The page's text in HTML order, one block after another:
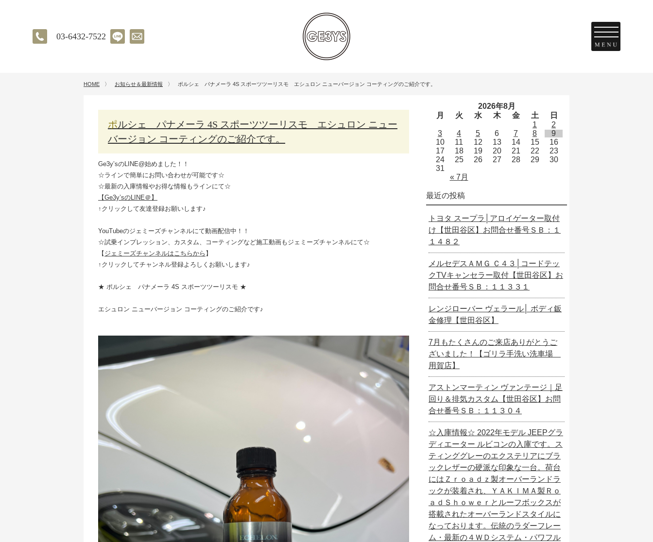
03-6432-7522
HOME 〉 お知らせ＆最新情報 〉 ポルシェ パナメーラ 4S スポーツツーリスモ エシュロン ニューバージョン コーティングのご紹介です。
ポルシェ パナメーラ 4S スポーツツーリスモ エシュロン ニュー
バージョン コーティングのご紹介です。
Ge3y’sのLINE@始めました！！
☆ラインで簡単にお問い合わせが可能です☆
☆最新の入庫情報やお得な情報もラインにて☆
【Ge3y’sのLINE＠】
↑クリックして友達登録お願いします♪
YouTubeのジェミーズチャンネルにて動画配信中！！
☆試乗インプレッション、カスタム、コーティングなど施工動画もジェミーズチャンネルにて☆
【 ジェミーズチャンネルはこちらから 】
↑クリックしてチャンネル登録よろしくお願いします♪
★ ポルシェ パナメーラ 4S スポーツツーリスモ ★
エシュロン ニューバージョン コーティングのご紹介です♪
2026年8月
月
火 水 木 金 土 日
« 7月
1
2
3
4 5 6 7 8
9
10
11 12 13 14 15
16
17
18 19 20 21 22
23
24
25 26 27 28 29
30
31
最近の投稿
トヨタ スープラ│アロイゲーター取付
け【世田谷区】お問合せ番号ＳＢ：１
１４８２
メルセデスＡＭＧ Ｃ４３│コードテッ
クTVキャンセラー取付【世田谷区】お
問合せ番号ＳＢ：１１３３１
レンジローバー ヴェラール│ ボディ鈑
金修理【世田谷区】
7月もたくさんのご来店ありがとうご
ざいました！【ゴリラ手洗い洗車場
用賀店】
アストンマーティン ヴァンテージ｜足
回り＆排気カスタム【世田谷区】お問
合せ番号ＳＢ：１１３０４
☆入庫情報☆ 2022年モデル JEEPグラ
ディエーター ルビコンの入庫です。ス
ティンググレーのエクステリアにブラ
ックレザーの硬派な印象な一台。荷台
にはＺｒｏａｄｚ製オーバーランドラ
ックが装着され、ＹＡＫＩＭＡ製Ｒｏ
ａｄＳｈｏｗｅｒとルーフボックスが
搭載されたオーバーランドスタイルに
なっております。伝統のラダーフレー
ム・最新の４ＷＤシステム・パワフル